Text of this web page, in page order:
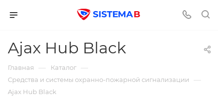
Ajax Hub Black
Главная — Каталог —
Средства и системы охранно-пожарной сигнализации —
Ajax Hub Black